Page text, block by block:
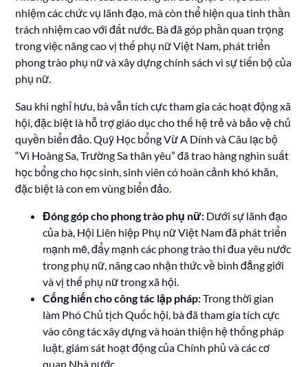
nhiệm các chức vụ lãnh đạo, mà còn thể hiện qua tinh thần
trách nhiệm cao với đất nước. Bà đã góp phần quan trọng
trong việc nâng cao vị thế phụ nữ Việt Nam, phát triển
phong trào phụ nữ và xây dựng chính sách vì sự tiến bộ của
phụ nữ.
Sau khi nghỉ hưu, bà vẫn tích cực tham gia các hoạt động xã
hội, đặc biệt là hỗ trợ giáo dục cho thế hệ trẻ và bảo vệ chủ
quyền biển đảo. Quỹ Học bổng Vừ A Dính và Câu lạc bộ
“Vì Hoàng Sa, Trường Sa thân yêu” đã trao hàng nghìn suất
học bổng cho học sinh, sinh viên có hoàn cảnh khó khăn,
đặc biệt là con em vùng biển đảo.
Đóng góp cho phong trào phụ nữ: Dưới sự lãnh đạo
của bà, Hội Liên hiệp Phụ nữ Việt Nam đã phát triển
mạnh mẽ, đẩy mạnh các phong trào thi đua yêu nước
trong phụ nữ, nâng cao nhận thức về bình đẳng giới
và vị thế phụ nữ trong xã hội.
Cống hiến cho công tác lập pháp:Trong thời gian
làm Phó Chủ tịch Quốc hội, bà đã tham gia tích cực
vào công tác xây dựng và hoàn thiện hệ thống pháp
luật, giám sát hoạt động của Chính phủ và các cơ
quan Nhà nước.